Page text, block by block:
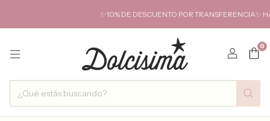
✨10% DE DESCUENTO POR TRANSFERENCIA✨
0